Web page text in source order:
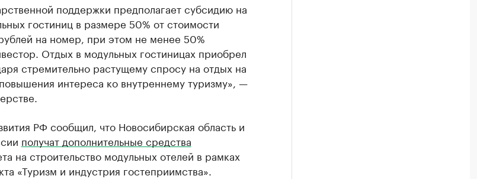
поддержки предполагает субсидию на
гостиниц в размере 50% от стоимости
на номер, при этом не менее 50%
Отдых в модульных гостиницах приобрел
стремительно растущему спросу на отдых на
интереса ко внутреннему туризму», —
РФ сообщил, что Новосибирская область и
получат дополнительные средства
на строительство модульных отелей в рамках
«Туризм и индустрия гостеприимства».